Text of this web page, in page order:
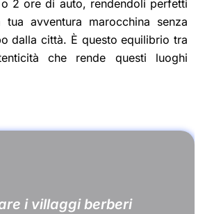
2 ore di auto, rendendoli perfetti
avventura marocchina senza
dalla città. È questo equilibrio tra
che rende questi luoghi
i villaggi berberi